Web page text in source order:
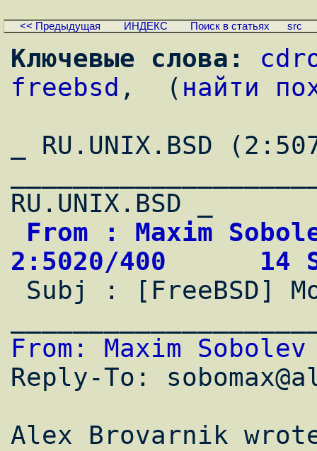
<< Предыдущая ИНДЕКС Поиск в статьях src
Ключевые слова:
freebsd ,  ( найти
_ RU.UNIX.BSD
2:5020/400      14
From: Maxim Sobolev
Reply-To:
Alex Brovarnik